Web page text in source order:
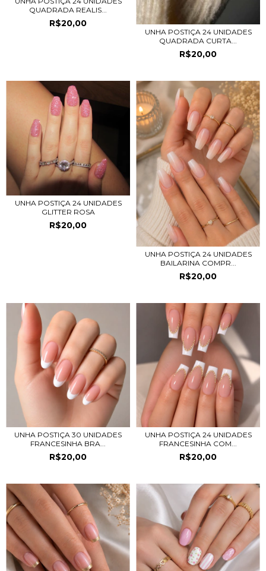
QUADRADA REALIS...
R$20,00
UNHA POSTIÇA 24 UNIDADES
QUADRADA CURTA...
R$20,00
UNHA POSTIÇA 24 UNIDADES
GLITTER ROSA
R$20,00
UNHA POSTIÇA 24 UNIDADES
BAILARINA COMPR...
R$20,00
UNHA POSTIÇA 30 UNIDADES
FRANCESINHA BRA...
R$20,00
UNHA POSTIÇA 24 UNIDADES
FRANCESINHA COM...
R$20,00